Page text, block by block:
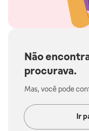
Não
procurava.
Mas, você pode
Ir